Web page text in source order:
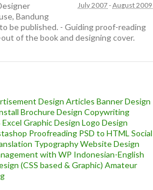
, Bandung
July 2007-August 2009
be published. - Guiding proof-reading
of the book and designing cover.
Design Articles Banner Design
Brochure Design Copywriting
Excel Graphic Design Logo Design
Proofreading PSD to HTML Social
TypographyWebsite Design
with WP Indonesian-English
(CSS based & Graphic) Amateur